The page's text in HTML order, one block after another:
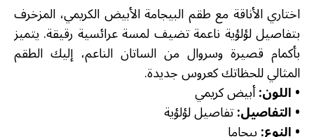
اختاري الأناقة مع طقم البيجامة الأبيض الكريمي، المزخرف
بتفاصيل لؤلؤية ناعمة تضيف لمسة عرائسية رقيقة. يتميز
بأكمام قصيرة وسروال من الساتان الناعم، إليك الطقم
المثالي للحظاتك كعروس جديدة.
•اللون:أبيض كريمي
•التفاصيل:تفاصيل لؤلؤية